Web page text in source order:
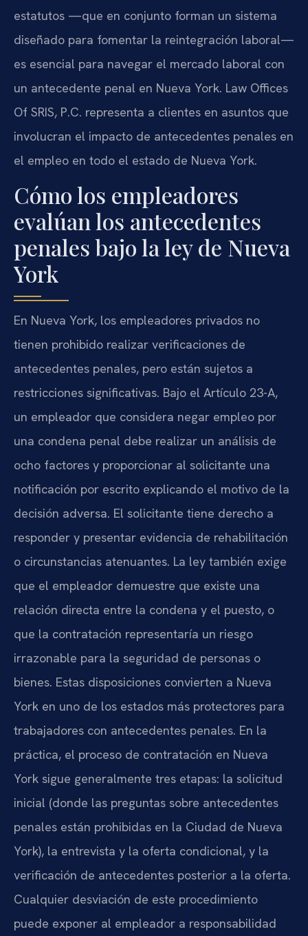
estatutos —que en conjunto forman un sistema
diseñado para fomentar la reintegración laboral—
es esencial para navegar el mercado laboral con
un antecedente penal en Nueva York. Law Offices
Of SRIS, P.C. representa a clientes en asuntos que
involucran el impacto de antecedentes penales en
el empleo en todo el estado de Nueva York.
Cómo los empleadores
evalúan los antecedentes
penales bajo la ley de Nueva
York
En Nueva York, los empleadores privados no
tienen prohibido realizar verificaciones de
antecedentes penales, pero están sujetos a
restricciones significativas. Bajo el Artículo 23-A,
un empleador que considera negar empleo por
una condena penal debe realizar un análisis de
ocho factores y proporcionar al solicitante una
notificación por escrito explicando el motivo de la
decisión adversa. El solicitante tiene derecho a
responder y presentar evidencia de rehabilitación
o circunstancias atenuantes. La ley también exige
que el empleador demuestre que existe una
relación directa entre la condena y el puesto, o
que la contratación representaría un riesgo
irrazonable para la seguridad de personas o
bienes. Estas disposiciones convierten a Nueva
York en uno de los estados más protectores para
trabajadores con antecedentes penales. En la
práctica, el proceso de contratación en Nueva
York sigue generalmente tres etapas: la solicitud
inicial (donde las preguntas sobre antecedentes
penales están prohibidas en la Ciudad de Nueva
York), la entrevista y la oferta condicional, y la
verificación de antecedentes posterior a la oferta.
Cualquier desviación de este procedimiento
puede exponer al empleador a responsabilidad